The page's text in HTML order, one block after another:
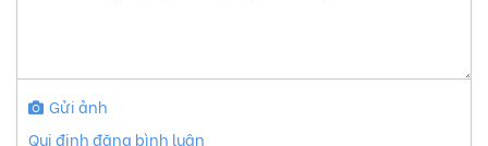
Gửi ảnh
Qui định đăng bình luận